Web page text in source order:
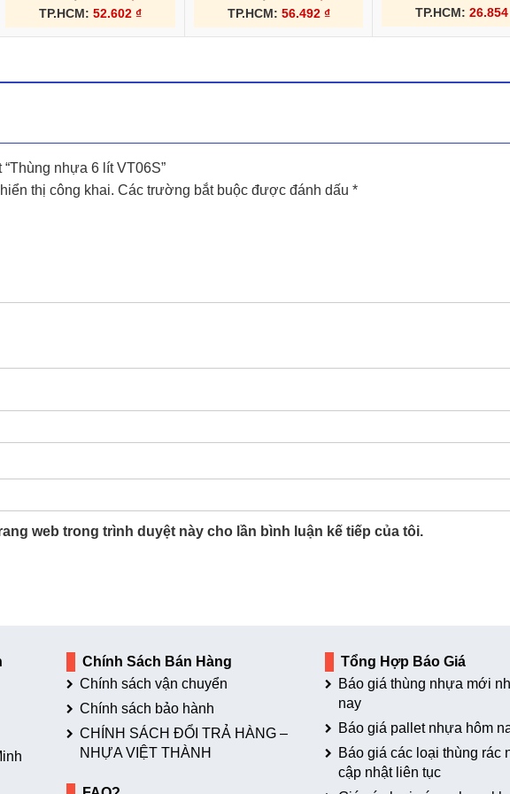
TP.HCM: 52.602 ₫
TP.HCM: 56.492 ₫ TP.HCM:
nhựa 6 lít VT06S”
thị công khai. Các trường bắt buộc được đánh dấu *
web trong trình duyệt này cho lần bình luận kế tiếp của tôi.
Chính Sách Bán Hàng
Chính sách vận chuyển
Chính sách bảo hành
CHÍNH SÁCH ĐỔI TRẢ HÀNG –
NHỰA VIỆT THÀNH
Tổng Hợp Báo Giá
Báo giá thùng nhựa mới
nay
Báo giá pallet nhựa hôm
Báo giá các loại thùng rác
cập nhật liên tục